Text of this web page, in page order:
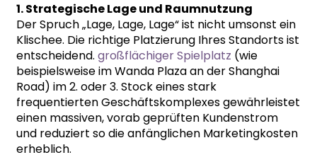
1. Strategische Lage und Raumnutzung
Der Spruch „Lage, Lage, Lage“ ist nicht umsonst ein
Klischee. Die richtige Platzierung Ihres Standorts ist
entscheidend. großflächiger Spielplatz (wie
beispielsweise im Wanda Plaza an der Shanghai
Road) im 2. oder 3. Stock eines stark
frequentierten Geschäftskomplexes gewährleistet
einen massiven, vorab geprüften Kundenstrom
und reduziert so die anfänglichen Marketingkosten
erheblich.